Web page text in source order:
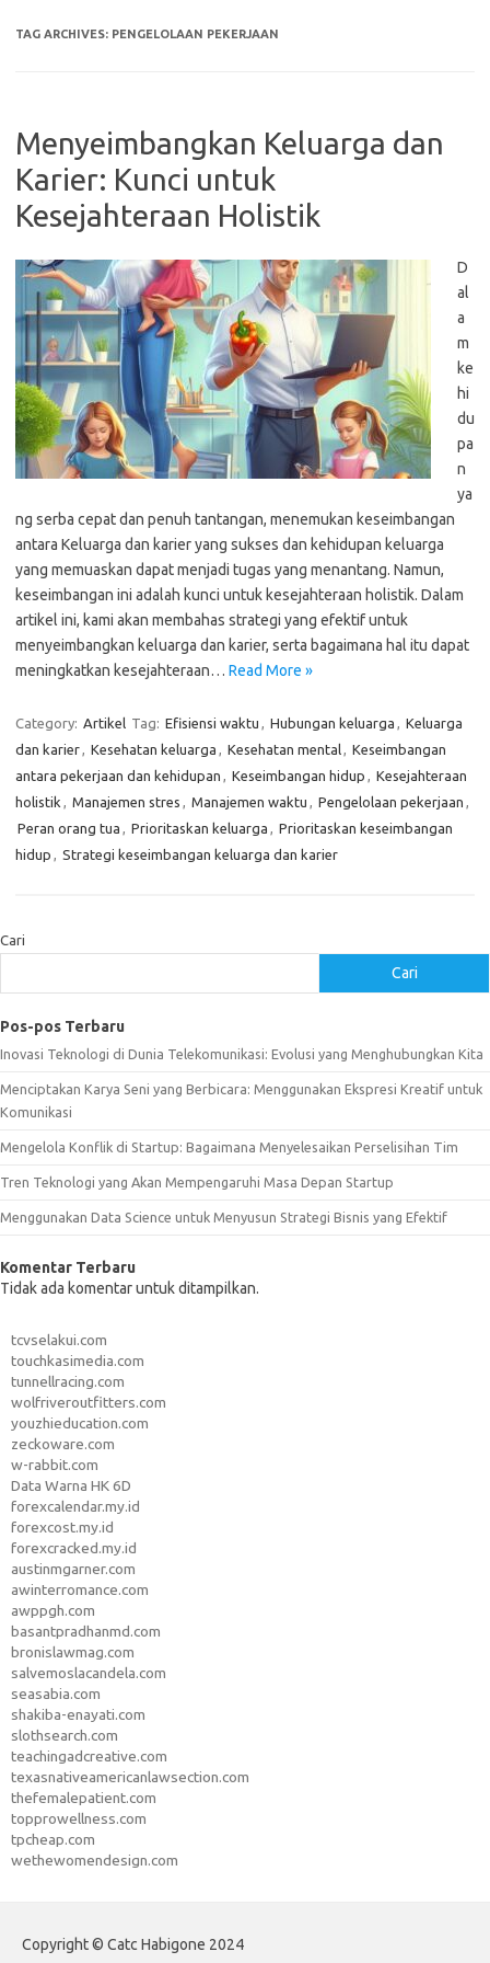
TAG ARCHIVES: PENGELOLAAN PEKERJAAN
Menyeimbangkan Keluarga dan
Karier: Kunci untuk
Kesejahteraan Holistik
D
al
a
m
ke
hi
du
pa
n
ya
ng serba cepat dan penuh tantangan, menemukan keseimbangan
antara Keluarga dan karier yang sukses dan kehidupan keluarga
yang memuaskan dapat menjadi tugas yang menantang. Namun,
keseimbangan ini adalah kunci untuk kesejahteraan holistik. Dalam
artikel ini, kami akan membahas strategi yang efektif untuk
menyeimbangkan keluarga dan karier, serta bagaimana hal itu dapat
meningkatkan kesejahteraan… Read More »
Category: Artikel Tag: Efisiensi waktu , Hubungan keluarga , Keluarga
dan karier, Kesehatan keluarga , Kesehatan mental, Keseimbangan
antara pekerjaan dan kehidupan , Keseimbangan hidup , Kesejahteraan
holistik , Manajemen stres , Manajemen waktu , Pengelolaan pekerjaan ,
Peran orang tua , Prioritaskan keluarga , Prioritaskan keseimbangan
hidup , Strategi keseimbangan keluarga dan karier
Cari
Cari
Pos-pos Terbaru
Inovasi Teknologi di Dunia Telekomunikasi: Evolusi yang Menghubungkan Kita
Menciptakan Karya Seni yang Berbicara: Menggunakan Ekspresi Kreatif untuk
Komunikasi
Mengelola Konflik di Startup: Bagaimana Menyelesaikan Perselisihan Tim
Tren Teknologi yang Akan Mempengaruhi Masa Depan Startup
Menggunakan Data Science untuk Menyusun Strategi Bisnis yang Efektif
Komentar Terbaru
Tidak ada komentar untuk ditampilkan.
tcvselakui.com
touchkasimedia.com
tunnellracing.com
wolfriveroutfitters.com
youzhieducation.com
zeckoware.com
w-rabbit.com
Data Warna HK 6D
forexcalendar.my.id
forexcost.my.id
forexcracked.my.id
austinmgarner.com
awinterromance.com
awppgh.com
basantpradhanmd.com
bronislawmag.com
salvemoslacandela.com
seasabia.com
shakiba-enayati.com
slothsearch.com
teachingadcreative.com
texasnativeamericanlawsection.com
thefemalepatient.com
topprowellness.com
tpcheap.com
wethewomendesign.com
Copyright © Catc Habigone 2024